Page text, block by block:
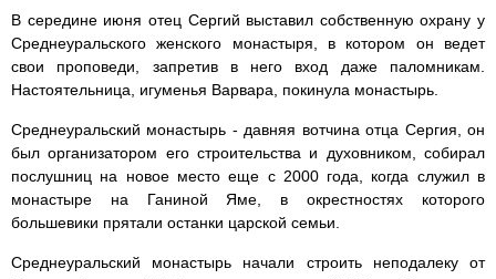
В середине июня отец Сергий выставил собственную охрану у
Среднеуральского женского монастыря, в котором он ведет
свои проповеди, запретив в него вход даже паломникам.
Настоятельница, игуменья Варвара, покинула монастырь.
Среднеуральский монастырь - давняя вотчина отца Сергия, он
был организатором его строительства и духовником, собирал
послушниц на новое место еще с 2000 года, когда служил в
монастыре на Ганиной Яме, в окрестностях которого
большевики прятали останки царской семьи.
Среднеуральский монастырь начали строить неподалеку от